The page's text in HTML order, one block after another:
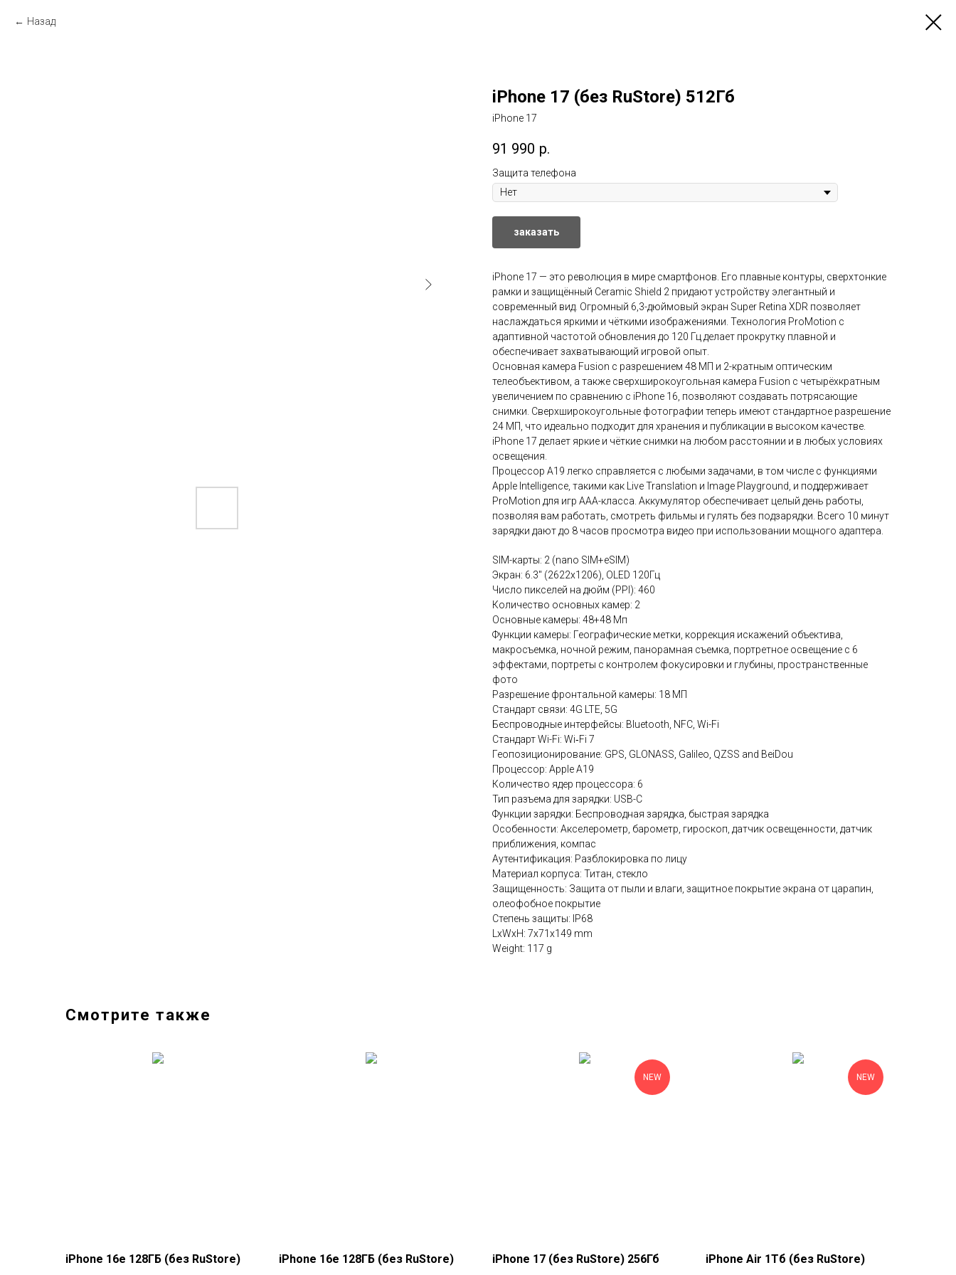
Назад
iPhone 17 (без RuStore) 512Гб
iPhone 17
91 990 р.
Защита телефона
заказать
iPhone 17 — это революция в мире смартфонов. Его плавные контуры, сверхтонкие
рамки и защищённый Ceramic Shield 2 придают устройству элегантный и
современный вид. Огромный 6,3-дюймовый экран Super Retina XDR позволяет
наслаждаться яркими и чёткими изображениями. Технология ProMotion с
адаптивной частотой обновления до 120 Гц делает прокрутку плавной и
обеспечивает захватывающий игровой опыт.
Основная камера Fusion с разрешением 48 МП и 2-кратным оптическим
телеобъективом, а также сверхширокоугольная камера Fusion с четырёхкратным
увеличением по сравнению с iPhone 16, позволяют создавать потрясающие
снимки. Сверхширокоугольные фотографии теперь имеют стандартное разрешение
24 МП, что идеально подходит для хранения и публикации в высоком качестве.
iPhone 17 делает яркие и чёткие снимки на любом расстоянии и в любых условиях
освещения.
Процессор A19 легко справляется с любыми задачами, в том числе с функциями
Apple Intelligence, такими как Live Translation и Image Playground, и поддерживает
ProMotion для игр AAA-класса. Аккумулятор обеспечивает целый день работы,
позволяя вам работать, смотреть фильмы и гулять без подзарядки. Всего 10 минут
зарядки дают до 8 часов просмотра видео при использовании мощного адаптера.
SIM-карты: 2 (nano SIM+eSIM)
Экран: 6.3" (2622x1206), OLED 120Гц
Число пикселей на дюйм (PPI): 460
Количество основных камер: 2
Основные камеры: 48+48 Мп
Функции камеры: Географические метки, коррекция искажений объектива,
макросъемка, ночной режим, панорамная съемка, портретное освещение с 6
эффектами, портреты с контролем фокусировки и глубины, пространственные
фото
Разрешение фронтальной камеры: 18 МП
Стандарт связи: 4G LTE, 5G
Беспроводные интерфейсы: Bluetooth, NFC, Wi-Fi
Стандарт Wi-Fi: Wi‑Fi 7
Геопозиционирование: GPS, GLONASS, Galileo, QZSS and BeiDou
Процессор: Apple A19
Количество ядер процессора: 6
Тип разъема для зарядки: USB-C
Функции зарядки: Беспроводная зарядка, быстрая зарядка
Особенности: Акселерометр, барометр, гироскоп, датчик освещенности, датчик
приближения, компас
Аутентификация: Разблокировка по лицу
Материал корпуса: Титан, стекло
Защищенность: Защита от пыли и влаги, защитное покрытие экрана от царапин,
олеофобное покрытие
Степень защиты: IP68
LxWxH: 7x71x149 mm
Weight: 117 g
Смотрите также
iPhone 16e 128ГБ (без RuStore) iPhone 16e 128ГБ (без RuStore)
NEW
iPhone 17 (без RuStore) 256Гб
NEW
iPhone Air 1Тб (без RuStore)